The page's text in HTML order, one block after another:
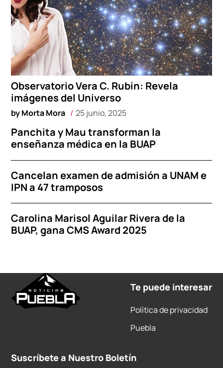
Observatorio Vera C. Rubin: Revela
imágenes del Universo
byMorta Mora 25 junio, 2025
Panchita y Mau transforman la
enseñanza médica en la BUAP
Cancelan examen de admisión a UNAM e
IPN a 47 tramposos
Carolina Marisol Aguilar Rivera de la
BUAP, gana CMS Award 2025
Te puede interesar
Política de privacidad
Puebla
Suscríbete a Nuestro Boletín